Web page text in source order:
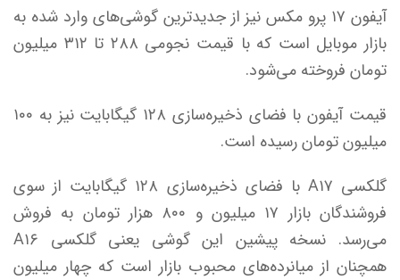
آیفون ۱۷ پرو مکس نیز از جدیدترین گوشی‌های وارد شده به
بازار موبایل است که با قیمت نجومی ۲۸۸ تا ۳۱۲ میلیون
تومان فروخته می‌شود.
قیمت آیفون با فضای ذخیره‌سازی ۱۲۸ گیگابایت نیز به ۱۰۰
میلیون تومان رسیده است.
گلکسی A۱۷ با فضای ذخیره‌سازی ۱۲۸ گیگابایت از سوی
فروشندگان بازار ۱۷ میلیون و ۸۰۰ هزار تومان به فروش
می‌رسد. نسخه پیشین این گوشی یعنی گلکسی A۱۶
همچنان از میانرده‌های محبوب بازار است که چهار میلیون